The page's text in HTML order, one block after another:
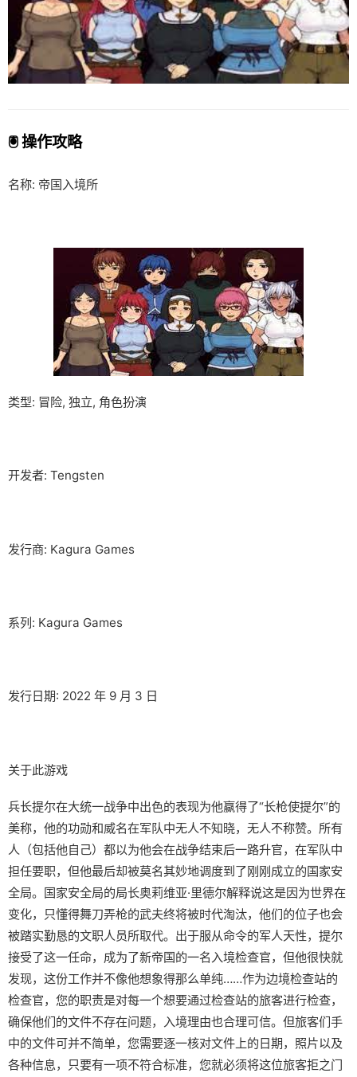
🖲️ 操作攻略
名称: 帝国入境所
类型: 冒险, 独立, 角色扮演
开发者: Tengsten
发行商: Kagura Games
系列: Kagura Games
发行日期: 2022 年 9 月 3 日
关于此游戏
兵长提尔在大统一战争中出色的表现为他赢得了“长枪使提尔”的
美称，他的功勋和威名在军队中无人不知晓，无人不称赞。所有
人（包括他自己）都以为他会在战争结束后一路升官，在军队中
担任要职，但他最后却被莫名其妙地调度到了刚刚成立的国家安
全局。国家安全局的局长奥莉维亚·里德尔解释说这是因为世界在
变化，只懂得舞刀弄枪的武夫终将被时代淘汰，他们的位子也会
被踏实勤恳的文职人员所取代。出于服从命令的军人天性，提尔
接受了这一任命，成为了新帝国的一名入境检查官，但他很快就
发现，这份工作并不像他想象得那么单纯……作为边境检查站的
检查官，您的职责是对每一个想要通过检查站的旅客进行检查，
确保他们的文件不存在问题，入境理由也合理可信。但旅客们手
中的文件可并不简单，您需要逐一核对文件上的日期，照片以及
各种信息，只要有一项不符合标准，您就必须将这位旅客拒之门